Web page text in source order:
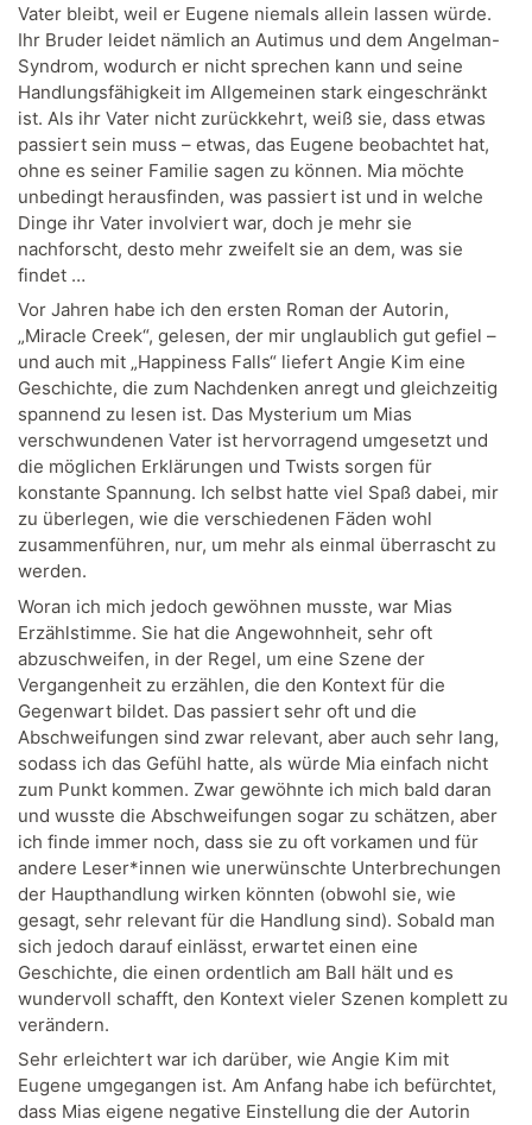
Vater bleibt, weil er Eugene niemals allein lassen würde.
Ihr Bruder leidet nämlich an Autimus und dem Angelman-
Syndrom, wodurch er nicht sprechen kann und seine
Handlungsfähigkeit im Allgemeinen stark eingeschränkt
ist. Als ihr Vater nicht zurückkehrt, weiß sie, dass etwas
passiert sein muss – etwas, das Eugene beobachtet hat,
ohne es seiner Familie sagen zu können. Mia möchte
unbedingt herausfinden, was passiert ist und in welche
Dinge ihr Vater involviert war, doch je mehr sie
nachforscht, desto mehr zweifelt sie an dem, was sie
findet …
Vor Jahren habe ich den ersten Roman der Autorin,
„Miracle Creek“, gelesen, der mir unglaublich gut gefiel –
und auch mit „Happiness Falls“ liefert Angie Kim eine
Geschichte, die zum Nachdenken anregt und gleichzeitig
spannend zu lesen ist. Das Mysterium um Mias
verschwundenen Vater ist hervorragend umgesetzt und
die möglichen Erklärungen und Twists sorgen für
konstante Spannung. Ich selbst hatte viel Spaß dabei, mir
zu überlegen, wie die verschiedenen Fäden wohl
zusammenführen, nur, um mehr als einmal überrascht zu
werden.
Woran ich mich jedoch gewöhnen musste, war Mias
Erzählstimme. Sie hat die Angewohnheit, sehr oft
abzuschweifen, in der Regel, um eine Szene der
Vergangenheit zu erzählen, die den Kontext für die
Gegenwart bildet. Das passiert sehr oft und die
Abschweifungen sind zwar relevant, aber auch sehr lang,
sodass ich das Gefühl hatte, als würde Mia einfach nicht
zum Punkt kommen. Zwar gewöhnte ich mich bald daran
und wusste die Abschweifungen sogar zu schätzen, aber
ich finde immer noch, dass sie zu oft vorkamen und für
andere Leser*innen wie unerwünschte Unterbrechungen
der Haupthandlung wirken könnten (obwohl sie, wie
gesagt, sehr relevant für die Handlung sind). Sobald man
sich jedoch darauf einlässt, erwartet einen eine
Geschichte, die einen ordentlich am Ball hält und es
wundervoll schafft, den Kontext vieler Szenen komplett zu
verändern.
Sehr erleichtert war ich darüber, wie Angie Kim mit
Eugene umgegangen ist. Am Anfang habe ich befürchtet,
dass Mias eigene negative Einstellung die der Autorin